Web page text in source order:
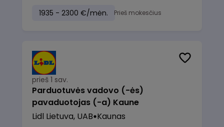
1935 - 2300 €/mėn. Prieš mokesčius
prieš 1 sav.
Parduotuvės vadovo (-ės)
pavaduotojas (-a) Kaune
Lidl Lietuva, UAB Kaunas